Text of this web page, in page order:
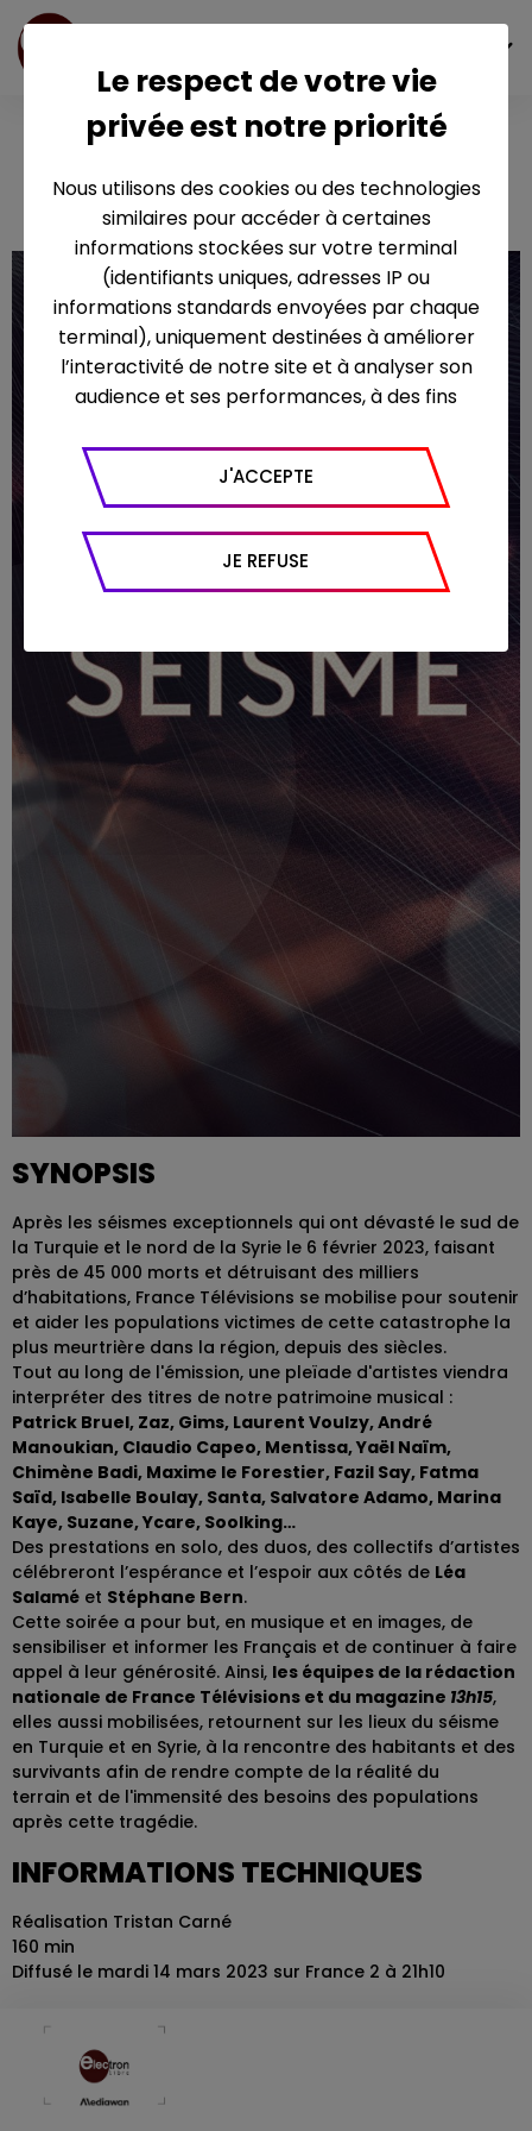
Unis face au
Séisme
SYNOPSIS
Après les séismes exceptionnels qui ont dévasté le sud de
la Turquie et le nord de la Syrie le 6 février 2023, faisant
près de 45 000 morts et détruisant des milliers
d’habitations, France Télévisions se mobilise pour soutenir
et aider les populations victimes de cette catastrophe la
plus meurtrière dans la région, depuis des siècles.
Tout au long de l'émission, une pleïade d'artistes viendra
interpréter des titres de notre patrimoine musical :
Patrick Bruel, Zaz, Gims, Laurent Voulzy, André
Manoukian, Claudio Capeo, Mentissa, Yaël Naïm,
Chimène Badi, Maxime le Forestier, Fazil Say, Fatma
Saïd, Isabelle Boulay, Santa, Salvatore Adamo, Marina
Kaye, Suzane, Ycare, Soolking…
Des prestations en solo, des duos, des collectifs d’artistes
célébreront l’espérance et l’espoir aux côtés de Léa
Salamé et Stéphane Bern.
Cette soirée a pour but, en musique et en images, de
sensibiliser et informer les Français et de continuer à faire
appel à leur générosité. Ainsi, les équipes de la rédaction
nationale de France Télévisions et du magazine 13h15,
elles aussi mobilisées, retournent sur les lieux du séisme
en Turquie et en Syrie, à la rencontre des habitants et des
survivants afin de rendre compte de la réalité du
terrain et de l'immensité des besoins des populations
après cette tragédie.
INFORMATIONS TECHNIQUES
Réalisation Tristan Carné
160 min
Diffusé le mardi 14 mars 2023 sur France 2 à 21h10
Le respect de votre vie
privée est notre priorité
Nous utilisons des cookies ou des technologies
similaires pour accéder à certaines
informations stockées sur votre terminal
(identifiants uniques, adresses IP ou
informations standards envoyées par chaque
terminal), uniquement destinées à améliorer
l’interactivité de notre site et à analyser son
audience et ses performances, à des fins
Google Analytics pour générer des rapports
sur le trafic (nombre de visites, temps passé
sur le site, nombre de pages vues en moyenne,
appareil et navigateur utilisé, emplacement
géographique), l’origine du trafic et la
J'ACCEPTE
JE REFUSE